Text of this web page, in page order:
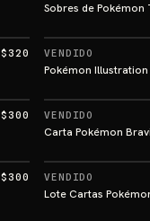
Sobres de Pokémon
$320 VENDIDO
Pokémon
$300 VENDIDO
Carta Pokémon
$300 VENDIDO
Lote Cartas